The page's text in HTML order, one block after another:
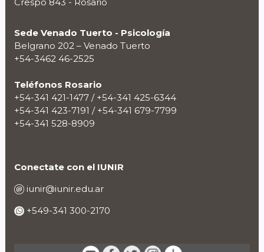
Sede Venado Tuerto - Psicología
Belgrano 202 – Venado Tuerto
+54-3462 46-2525
Teléfonos Rosario
+54-341 421-1477 / +54-341 425-6344
+54-341 423-7191 / +54-341 679-7799
+54-341 528-8909
Conectate con el IUNIR
iunir@iunir.edu.ar
+549-341 300-2170